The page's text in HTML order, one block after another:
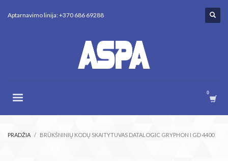
Aptarnavimo linija: +370 686 69288
PRADŽIA BRŪKŠNINIŲ KODŲ SKAITYTUVAS DATALOGIC GRYPHON I GD 4400